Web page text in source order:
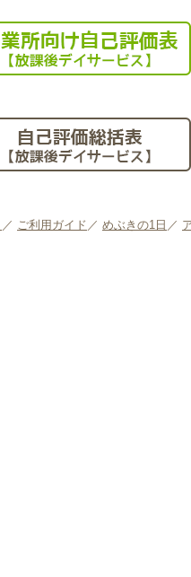
／ ご利用ガイド ／ めぶきの1日 ／